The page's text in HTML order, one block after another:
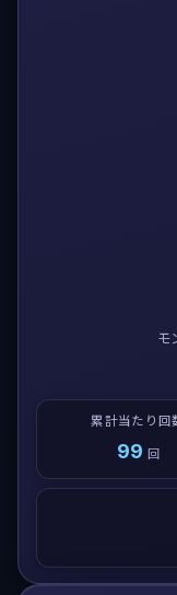
モ
累計当たり回
99 回